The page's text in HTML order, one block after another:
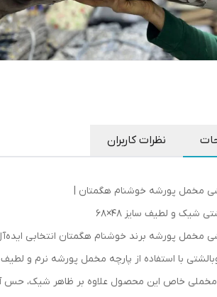
نظرات کاربران
مخمل پورشه خوشنام هگمتان |
شیک و لطیف سایز 48×68
مخمل پورشه برند خوشنام هگمتان انتخابی
با استفاده از پارچه مخمل پورشه نرم
خاص این محصول علاوه بر ظاهر شیک، حس